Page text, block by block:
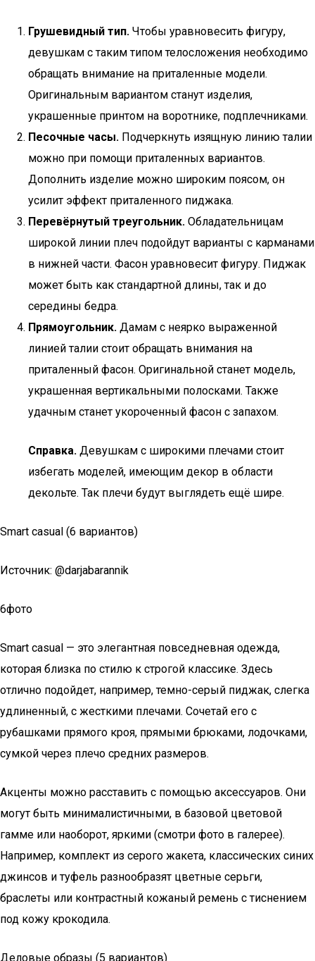
Грушевидный тип. Чтобы уравновесить фигуру,
девушкам с таким типом телосложения необходимо
обращать внимание на приталенные модели.
Оригинальным вариантом станут изделия,
украшенные принтом на воротнике, подплечниками.
Песочные часы. Подчеркнуть изящную линию талии
можно при помощи приталенных вариантов.
Дополнить изделие можно широким поясом, он
усилит эффект приталенного пиджака.
Перевёрнутый треугольник. Обладательницам
широкой линии плеч подойдут варианты с карманами
в нижней части. Фасон уравновесит фигуру. Пиджак
может быть как стандартной длины, так и до
середины бедра.
Прямоугольник. Дамам с неярко выраженной
линией талии стоит обращать внимания на
приталенный фасон. Оригинальной станет модель,
украшенная вертикальными полосками. Также
удачным станет укороченный фасон с запахом.
Справка. Девушкам с широкими плечами стоит
избегать моделей, имеющим декор в области
декольте. Так плечи будут выглядеть ещё шире.
Smart casual (6 вариантов)
Источник: @darjabarannik
6фото
Smart casual — это элегантная повседневная одежда,
которая близка по стилю к строгой классике. Здесь
отлично подойдет, например, темно-серый пиджак, слегка
удлиненный, с жесткими плечами. Сочетай его с
рубашками прямого кроя, прямыми брюками, лодочками,
сумкой через плечо средних размеров.
Акценты можно расставить с помощью аксессуаров. Они
могут быть минималистичными, в базовой цветовой
гамме или наоборот, яркими (смотри фото в галерее).
Например, комплект из серого жакета, классических синих
джинсов и туфель разнообразят цветные серьги,
браслеты или контрастный кожаный ремень с тиснением
под кожу крокодила.
Деловые образы (5 вариантов)